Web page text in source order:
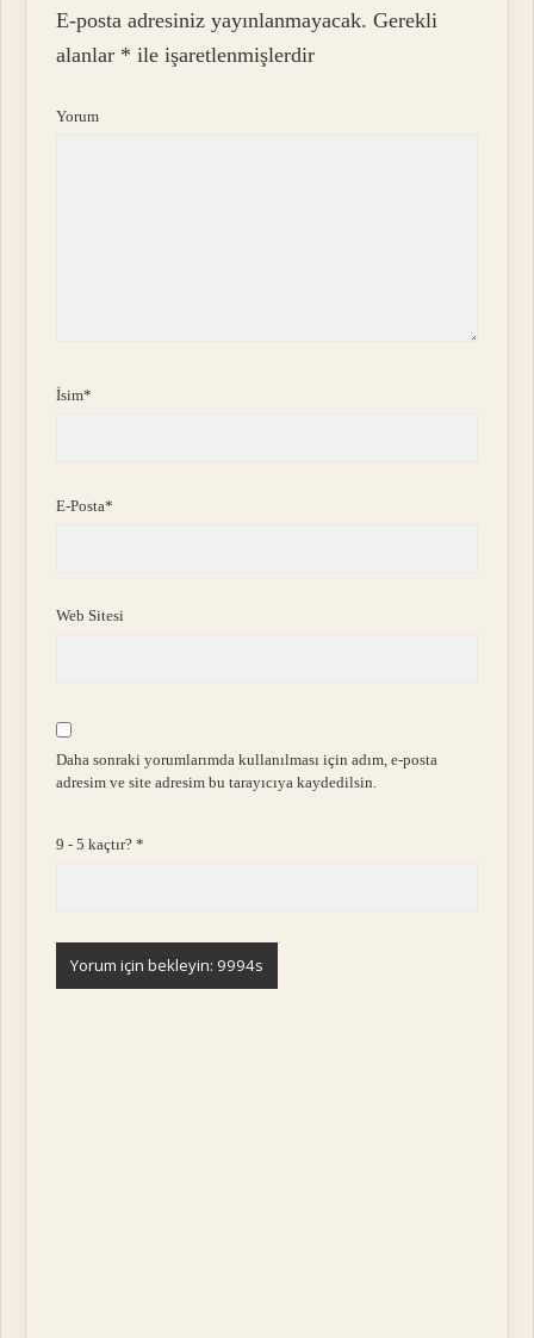
E-posta adresiniz yayınlanmayacak. Gerekli
alanlar * ile işaretlenmişlerdir
Yorum
İsim*
E-Posta*
Web Sitesi
Daha sonraki yorumlarımda kullanılması için adım, e-posta
adresim ve site adresim bu tarayıcıya kaydedilsin.
9 - 5 kaçtır?*